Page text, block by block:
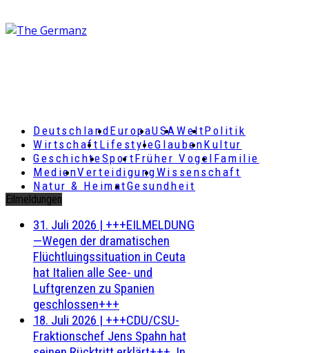
DeutschlandEuropaUSAWeltPolitik
Wirtschaft LifestyleGlaubenKultur
GeschichteSportFrüher Vogel Familie
MedienVerteidigungWissenschaft
Natur & HeimatGesundheit
Eilmeldungen
31. Juli 2026 | +++EILMELDUNG
—Wegen der dramatischen
Flüchtluingssituation in Ceuta
hat Italien alle See- und
Luftgrenzen zu Spanien
geschlossen+++
18. Juli 2026 | +++CDU/CSU-
Fraktionschef Jens Spahn hat